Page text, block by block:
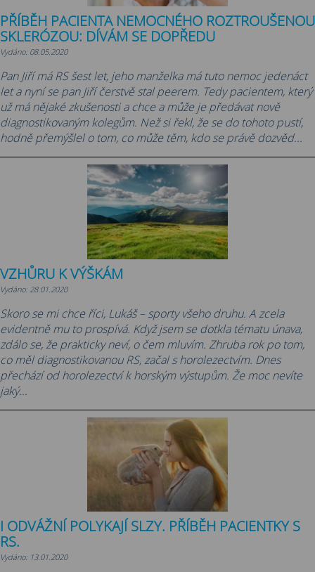
PŘÍBĚH PACIENTA NEMOCNÉHO ROZTROUŠENOU
SKLERÓZOU: DÍVÁM SE DOPŘEDU
Vydáno: 08.05.2020
Pan Jiří má RS šest let, jeho manželka má tuto nemoc jedenáct
let a nyní se pan Jiří čerstvě stal peerem. Tedy pacientem, který
už má nějaké zkušenosti a chce a může je předávat nově
diagnostikovaným kolegům. Než si řekl, že se do tohoto pustí,
hodně přemýšlel o tom, co může těm, kdo se právě dozvěd...
VZHŮRU K VÝŠKÁM
Vydáno: 28.01.2020
Skoro se mi chce říci, Lukáš – sporty všeho druhu. A zcela
evidentně mu to prospívá. Když jsem se dotkla tématu únava,
zdálo se, že prakticky neví, o čem mluvím. Zhruba rok po tom,
co měl diagnostikovanou RS, začal s horolezectvím. Dnes
přechází od horolezectví k horským výstupům. Že moc nevíte
jaký...
I ODVÁŽNÍ POLYKAJÍ SLZY. PŘÍBĚH PACIENTKY S
RS.
Vydáno: 13.01.2020